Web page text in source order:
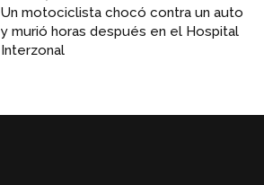
Un motociclista chocó contra un auto
y murió horas después en el Hospital
Interzonal